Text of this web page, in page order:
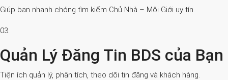
Giúp bạn nhanh chóng tìm kiếm Chủ Nhà – Môi Giới uy tín.
03.
Quản Lý Đăng Tin BDS của Bạn
Tiện ích quản lý, phân tích, theo dõi tin đăng và khách hàng.